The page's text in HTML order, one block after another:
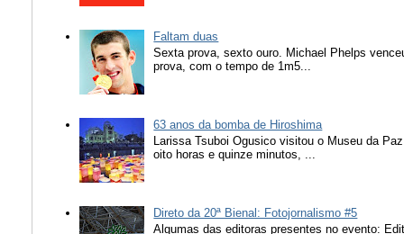
Faltam duas
Sexta prova, sexto ouro. Michael Phelps
prova, com o tempo de 1m5...
63 anos da bomba de Hiroshima
Larissa Tsuboi Ogusico visitou o Museu da
oito horas e quinze minutos, ...
Direto da 20ª Bienal: Fotojornalismo #5
Algumas das editoras presentes no evento: